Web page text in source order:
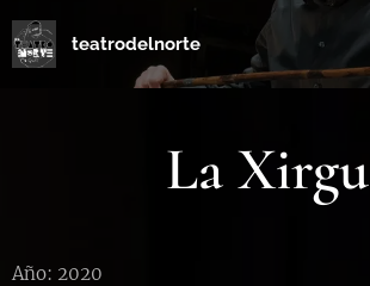
teatrodelnorte
La Xirgu
Año: 2020